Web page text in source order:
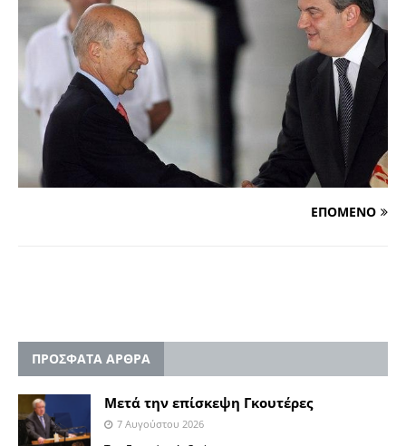
ΕΠΟΜΕΝΟ
ΠΡΟΣΦΑΤΑ ΑΡΘΡΑ
Μετά την επίσκεψη Γκουτέρες
7 Αυγούστου 2026